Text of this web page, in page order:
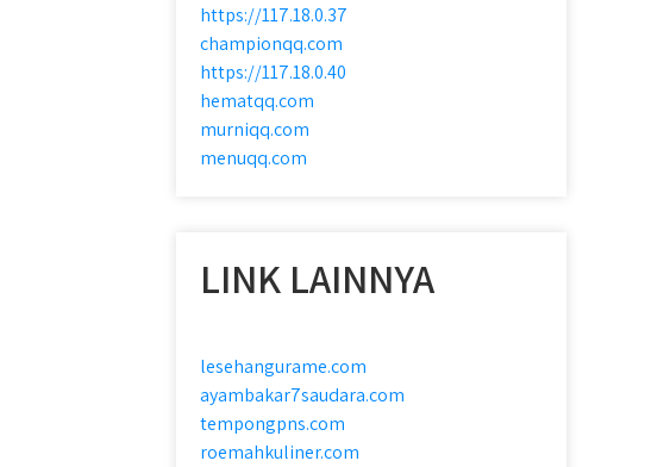
https://117.18.0.37
championqq.com
https://117.18.0.40
hematqq.com
murniqq.com
menuqq.com
LINK LAINNYA
lesehangurame.com
ayambakar7saudara.com
tempongpns.com
roemahkuliner.com